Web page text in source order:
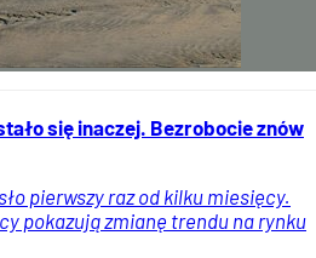
się inaczej. Bezrobocie znów
pierwszy raz od kilku miesięcy.
pokazują zmianę trendu na rynku